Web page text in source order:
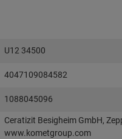
U12 34500
4047109084582
1088045096
Ceratizit Besigheim GmbH,
www.kometgroup.com